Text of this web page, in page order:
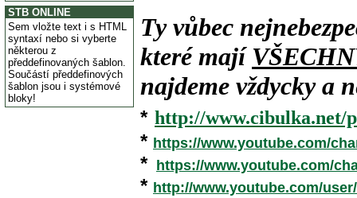
STB ONLINE
Sem vložte text i s HTML
syntaxí nebo si vyberte
některou z
předdefinovaných šablon.
Součástí předdefinových
šablon jsou i systémové
bloky!
Ty vůbec
které mají
najdeme vždycky a
* http://www.cibulka.net/
* https://www.youtube.com/
* https://www.youtube.com/
* http://www.youtube.com/